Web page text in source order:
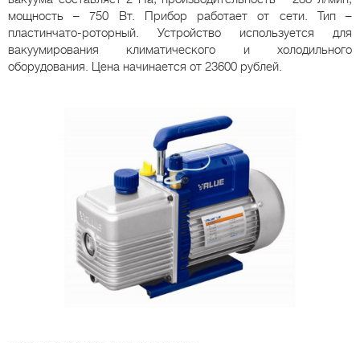
мощность – 750 Вт. Прибор работает от сети. Тип –
пластинчато-роторный. Устройство используется для
вакуумирования климатического и холодильного
оборудования. Цена начинается от 23600 рублей.